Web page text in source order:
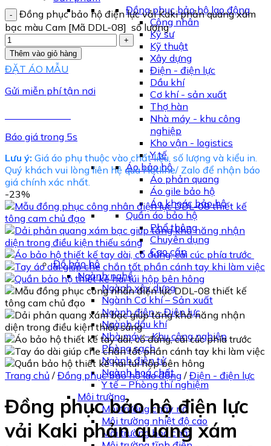
Đồng phục bảo hộ lao động
Công nhân
Kỹ sư
Kỹ thuật
Xây dựng
Điện - điện lực
Dầu khí
Cơ khí - sản xuất
Thợ hàn
Nhà máy - khu công
nghiệp
Kho vận - logistics
Y tế
Áo bảo hộ
Áo phản quang
Áo gile bảo hộ
Áo khoác bảo hộ
Quần áo bảo hộ
Phổ thông
Chuyên dụng
Cao cấp
Đồ bảo hộ
Ngành nghề
Ngành xây dựng
Ngành Cơ khí – Sản xuất
Ngành điện – Điện lực
Ngành dầu khí
Nhà máy – Khu công nghiệp
Phòng sạch
Ngành điện tử
Ngành hoá chất
Y tế – Phòng thí nghiệm
Môi trường
Môi trường cháy nổ
Môi trường nhiệt độ cao
Môi trường hóa chất
Đồng phục bảo hộ điện lực vải Kaki phản quang xám
bạc màu Cam [Mã DDL-08] số lượng
Thêm vào giỏ hàng
ĐẶT ÁO MẪU
Gửi miễn phí tận nơi
Báo giá trong 5s
Lưu ý: Giá áo phụ thuộc vào chất liệu, số lượng và kiểu in.
Quý khách vui lòng liên hệ qua Hotline/ Zalo để nhận báo
giá chính xác nhất.
-23%
Trang chủ / Đồng phục bảo hộ lao động / Điện - điện lực
Đồng phục bảo hộ điện lực
vải Kaki phản quang xám